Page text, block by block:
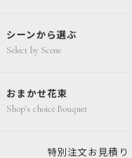
シーンから選ぶ
Select by Scene
おまかせ花束
Shop's choice Bouquet
特別注文 お見積り